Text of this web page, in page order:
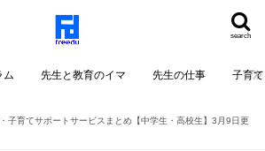
search
ム 先生と教育のイマ 先生の仕事 子育て
子育てサポートサービスまとめ【中学生・高校生】3月9日更